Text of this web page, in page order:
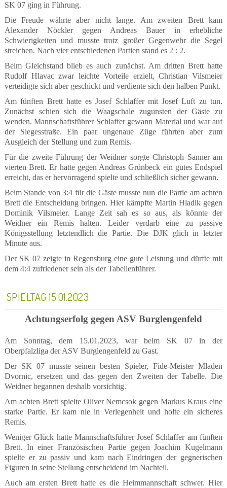
SK 07 ging in Führung.
Die Freude währte aber nicht lange. Am zweiten Brett kam
Alexander Nöckler gegen Andreas Bauer in erhebliche
Schwierigkeiten und musste trotz großer Gegenwehr die Segel
streichen. Nach vier entschiedenen Partien stand es 2 : 2.
Beim Gleichstand blieb es auch zunächst. Am dritten Brett hatte
Rudolf Hlavac zwar leichte Vorteile erzielt, Christian Vilsmeier
verteidigte sich aber geschickt und verdiente sich den halben Punkt.
Am fünften Brett hatte es Josef Schlaffer mit Josef Luft zu tun.
Zunächst schien sich die Waagschale zugunsten der Gäste zu
wenden. Mannschaftsführer Schlaffer gewann Material und war auf
der Siegesstraße. Ein paar ungenaue Züge führten aber zum
Ausgleich der Stellung und zum Remis.
Für die zweite Führung der Weidner sorgte Christoph Sanner am
vierten Brett. Er hatte gegen Andreas Grünbeck ein gutes Endspiel
erreicht, das er hervorragend spielte und schließlich sicher gewann.
Beim Stande von 3:4 für die Gäste musste nun die Partie am achten
Brett die Entscheidung bringen. Hier kämpfte Martin Hladik gegen
Dominik Vilsmeier. Lange Zeit sah es so aus, als könnte der
Weidner ein Remis halten. Leider verdarb eine zu passive
Königsstellung letztendlich die Partie. Die DJK glich in letzter
Minute aus.
Der SK 07 zeigte in Regensburg eine gute Leistung und dürfte mit
dem 4:4 zufriedener sein als der Tabellenführer.
SPIELTAG 15.01.2023
Achtungserfolg gegen ASV Burglengenfeld
Am Sonntag, dem 15.01.2023, war beim SK 07 in der
Oberpfalzliga der ASV Burglengenfeld zu Gast.
Der SK 07 musste seinen besten Spieler, Fide-Meister Mladen
Dvornic, ersetzen und das gegen den Zweiten der Tabelle. Die
Weidner begannen deshalb vorsichtig.
Am achten Brett spielte Oliver Nemcsok gegen Markus Kraus eine
starke Partie. Er kam nie in Verlegenheit und holte ein sicheres
Remis.
Weniger Glück hatte Mannschaftsführer Josef Schlaffer am fünften
Brett. In einer Französischen Partie gegen Joachim Kugelmann
spielte er zu passiv und kam nach Eindringen der gegnerischen
Figuren in seine Stellung entscheidend im Nachteil.
Auch am ersten Brett hatte es die Heimmannschaft schwer. Hier